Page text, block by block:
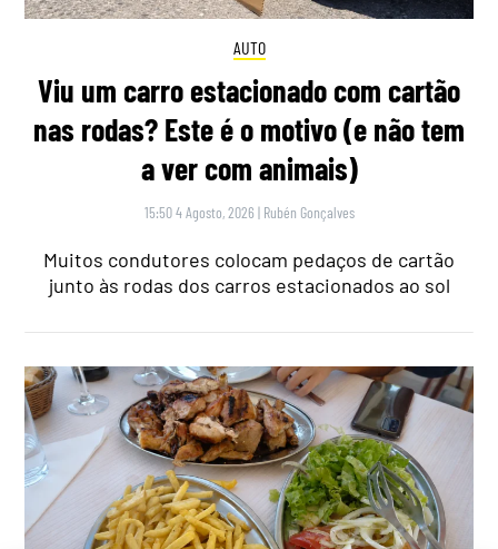
AUTO
Viu um carro estacionado com cartão
nas rodas? Este é o motivo (e não tem
a ver com animais)
15:50 4 Agosto, 2026 | Rubén Gonçalves
Muitos condutores colocam pedaços de cartão
junto às rodas dos carros estacionados ao sol